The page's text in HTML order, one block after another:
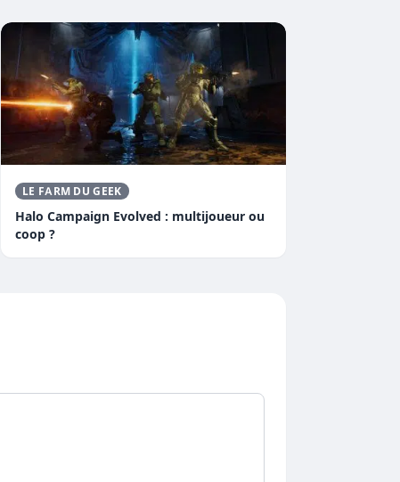
LE FARM DU GEEK
Halo Campaign Evolved : multijoueur ou
coop ?